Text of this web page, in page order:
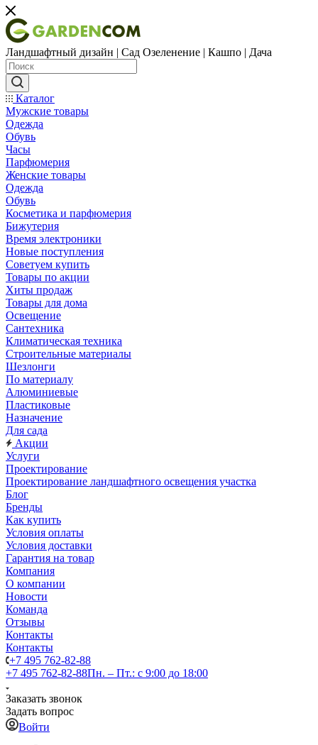
Ландшафтный дизайн | Сад Озеленение | Кашпо | Дача
Каталог
Мужские товары
Одежда
Обувь
Часы
Парфюмерия
Женские товары
Одежда
Обувь
Косметика и парфюмерия
Бижутерия
Время электроники
Новые поступления
Советуем купить
Товары по акции
Хиты продаж
Товары для дома
Освещение
Сантехника
Климатическая техника
Строительные материалы
Шезлонги
По материалу
Алюминиевые
Пластиковые
Назначение
Для сада
Акции
Услуги
Проектирование
Проектирование ландшафтного освещения участка
Блог
Бренды
Как купить
Условия оплаты
Условия доставки
Гарантия на товар
Компания
О компании
Новости
Команда
Отзывы
Контакты
Контакты
+7 495 762-82-88
+7 495 762-82-88Пн. – Пт.: с 9:00 до 18:00
Заказать звонок
Задать вопрос
Войти